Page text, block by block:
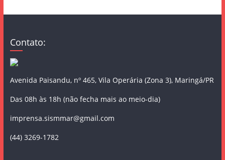
Contato:
Avenida Paisandu, nº 465, Vila Operária (Zona 3), Maringá/PR
Das 08h às 18h (não fecha mais ao meio-dia)
imprensa.sismmar@gmail.com
(44) 3269-1782